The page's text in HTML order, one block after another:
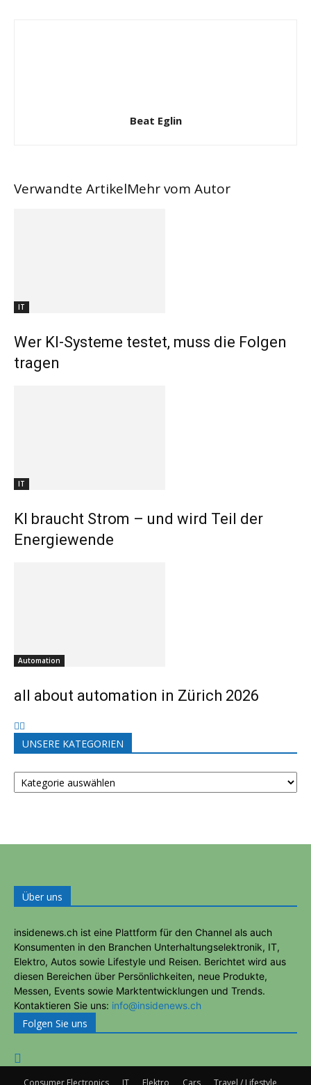
Beat Eglin
Verwandte ArtikelMehr vom Autor
IT
Wer KI-Systeme testet, muss die Folgen
tragen
IT
KI braucht Strom – und wird Teil der
Energiewende
Automation
all about automation in Zürich 2026
UNSERE KATEGORIEN
UNSERE
KATEGORIEN
Über uns
insidenews.ch ist eine Plattform für den Channel als auch
Konsumenten in den Branchen Unterhaltungselektronik, IT,
Elektro, Autos sowie Lifestyle und Reisen. Berichtet wird aus
diesen Bereichen über Persönlichkeiten, neue Produkte,
Messen, Events sowie Marktentwicklungen und Trends.
Kontaktieren Sie uns: info@insidenews.ch
Folgen Sie uns